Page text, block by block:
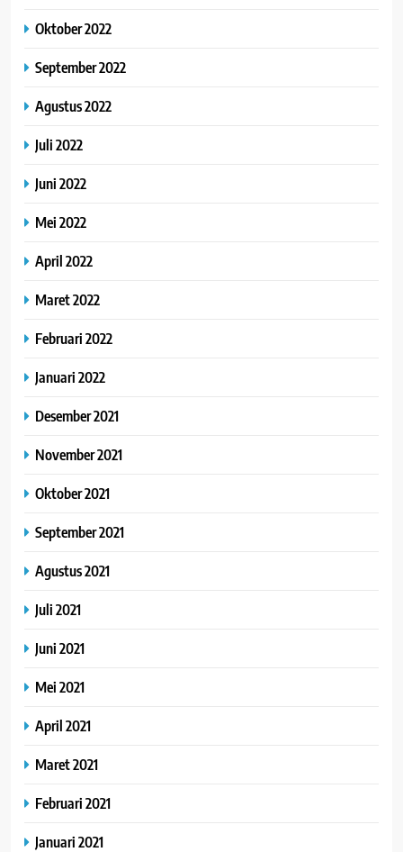
Oktober 2022
September 2022
Agustus 2022
Juli 2022
Juni 2022
Mei 2022
April 2022
Maret 2022
Februari 2022
Januari 2022
Desember 2021
November 2021
Oktober 2021
September 2021
Agustus 2021
Juli 2021
Juni 2021
Mei 2021
April 2021
Maret 2021
Februari 2021
Januari 2021